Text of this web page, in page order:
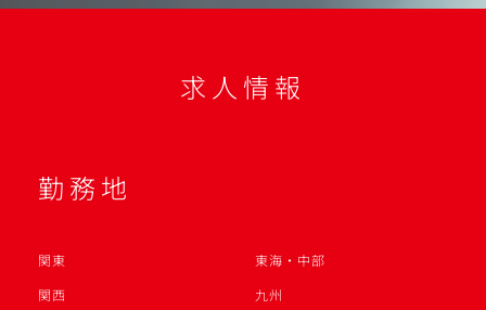
求人情報
勤務地
関東
東海・中部
関西
九州